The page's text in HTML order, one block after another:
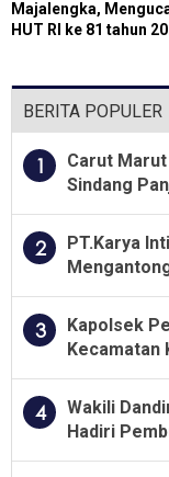
Majalengka,
HUT RI ke 81 tahun
BERITA POPULER
1
Carut
Sindang
2
PT.Karya
3
Kapolsek
Kecamatan
Lahan
4
Wakili
Hadiri
Jawa